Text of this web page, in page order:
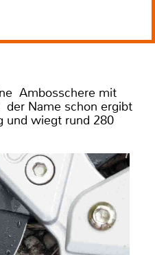
Ambosschere mit
Name schon ergibt
und wiegt rund 280